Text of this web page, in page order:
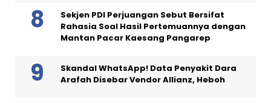
Sekjen PDI Perjuangan Sebut Bersifat
Rahasia Soal Hasil Pertemuannya dengan
Mantan Pacar Kaesang Pangarep
Skandal WhatsApp! Data Penyakit Dara
Arafah Disebar Vendor Allianz, Heboh